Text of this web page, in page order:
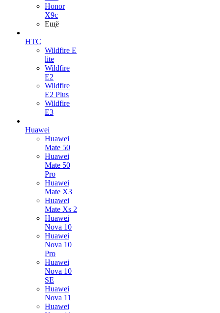
Honor
X9c
Ещё
HTC
Wildfire E
lite
Wildfire
E2
Wildfire
E2 Plus
Wildfire
E3
Huawei
Huawei
Mate 50
Huawei
Mate 50
Pro
Huawei
Mate X3
Huawei
Mate Xs 2
Huawei
Nova 10
Huawei
Nova 10
Pro
Huawei
Nova 10
SE
Huawei
Nova 11
Huawei